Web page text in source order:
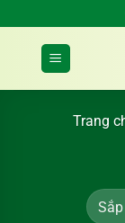
qua
Trang